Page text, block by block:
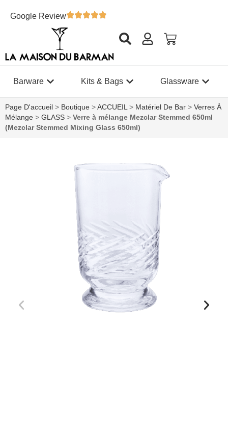
Google Review
Barware Kits & Bags Glassware
Page D'accueil > Boutique > ACCUEIL> Matériel De Bar > Verres À
Mélange > GLASS > Verre à mélange Mezclar Stemmed 650ml
(Mezclar Stemmed Mixing Glass 650ml)